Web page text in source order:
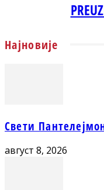
Најновије
Свети
август 8, 2026